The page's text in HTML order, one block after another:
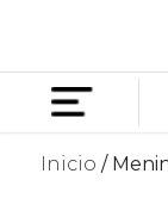
Inicio